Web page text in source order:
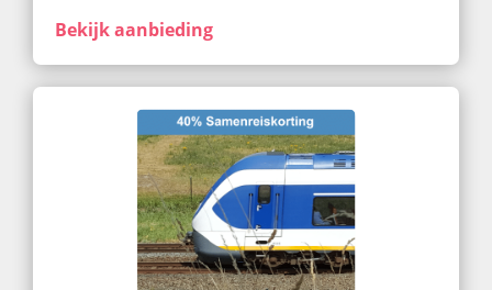
Bekijk aanbieding